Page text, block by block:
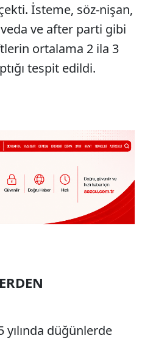
İsteme, söz-nişan,
ve after parti gibi
ortalama 2 ila 3
tespit edildi.
yılında düğünlerde